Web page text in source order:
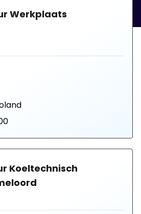
Werkplaats
Koeltechnisch